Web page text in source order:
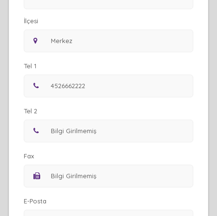
İlçesi
Tel 1
Tel 2
Fax
E-Posta